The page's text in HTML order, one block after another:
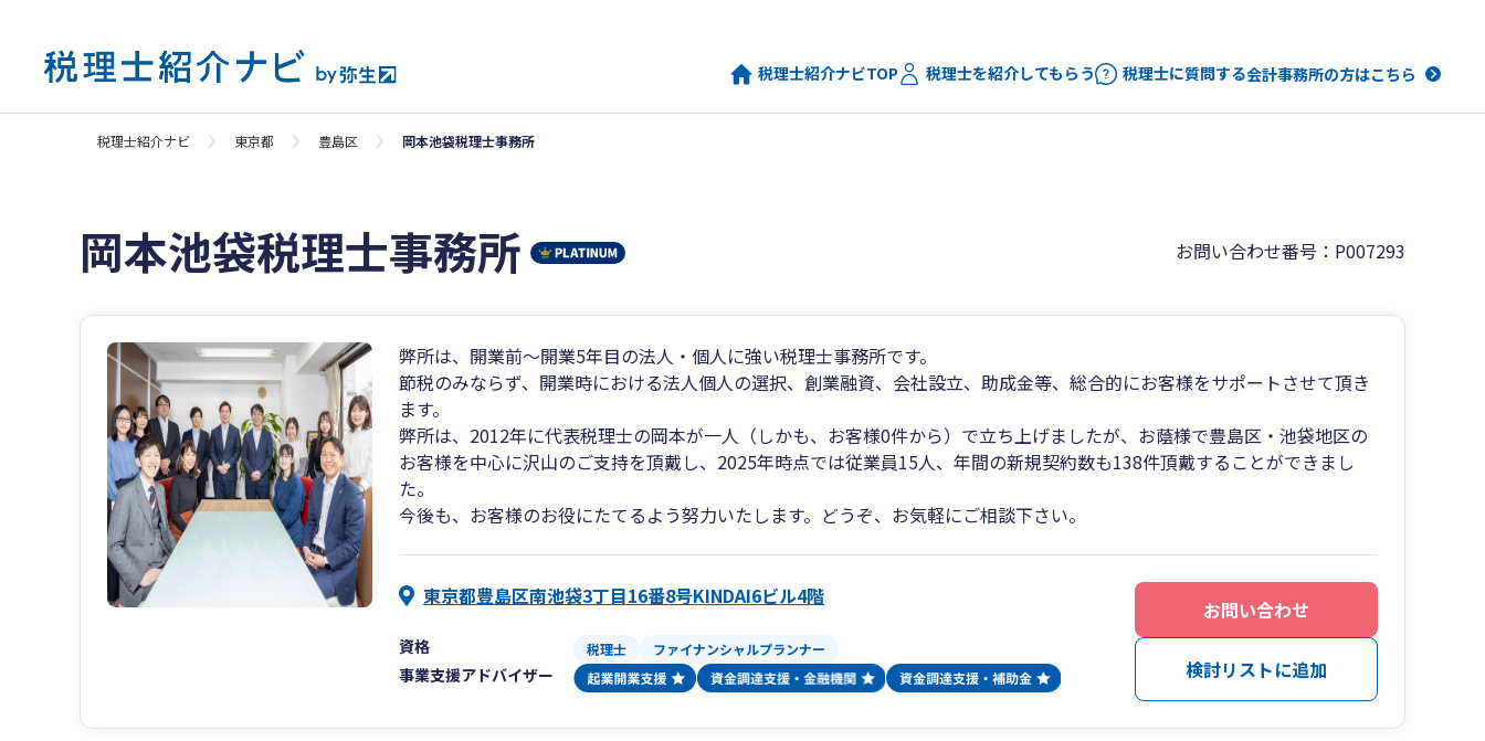
税理士紹介ナビTOP 税理士を紹介してもらう 税理士に質問する会計事務所の方はこちら
税理士紹介ナビ 東京都 豊島区 岡本池袋税理士事務所
岡本池袋税理士事務所 お問い合わせ番号：P007293
弊所は、開業前～開業5年目の法人・個人に強い税理士事務所です。
節税のみならず、開業時における法人個人の選択、創業融資、会社設立、助成金等、総合的にお客様をサポートさせて頂き
ます。
弊所は、2012年に代表税理士の岡本が一人（しかも、お客様0件から）で立ち上げましたが、お蔭様で豊島区・池袋地区の
お客様を中心に沢山のご支持を頂戴し、2025年時点では従業員15人、年間の新規契約数も138件頂戴することができまし
た。
今後も、お客様のお役にたてるよう努力いたします。どうぞ、お気軽にご相談下さい。
東京都豊島区南池袋3丁目16番8号KINDAI6ビル4階
資格 税理士 ファイナンシャルプランナー
事業支援アドバイザー
お問い合わせ
検討リストに追加